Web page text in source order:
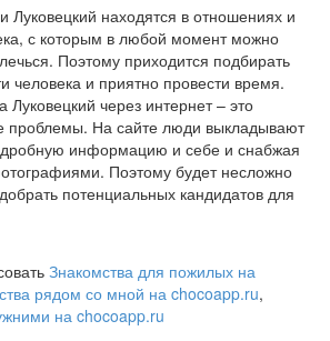
Луковецкий находятся в отношениях и
с которым в любой момент можно
Поэтому приходится подбирать
человека и приятно провести время.
Луковецкий через интернет – это
проблемы. На сайте люди выкладывают
информацию и себе и снабжая
Поэтому будет несложно
потенциальных кандидатов для
Знакомства для пожилых на
рядом со мной на chocoapp.ru,
на chocoapp.ru